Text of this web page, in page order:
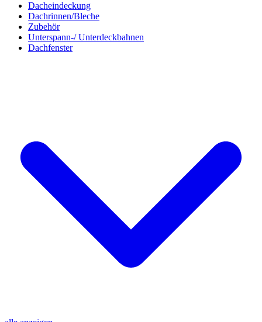
Dacheindeckung
Dachrinnen/Bleche
Zubehör
Unterspann-/ Unterdeckbahnen
Dachfenster